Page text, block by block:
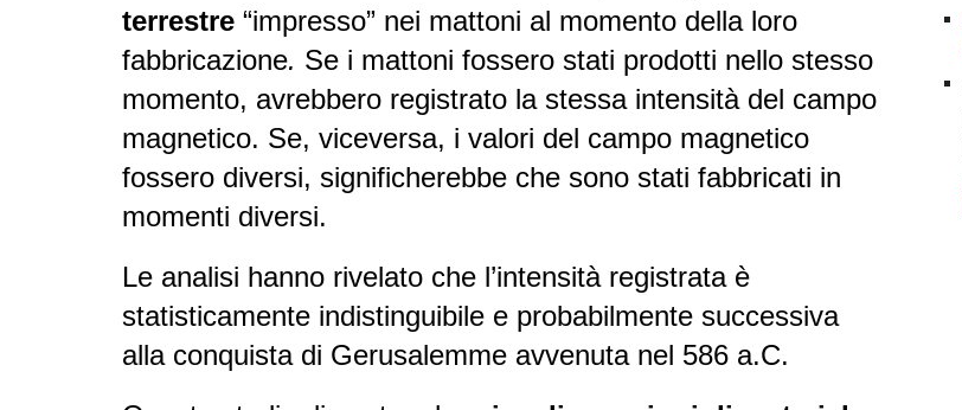
terrestre“impresso” nei mattoni al momento della loro
fabbricazione. Se i mattoni fossero stati prodotti nello stesso
momento, avrebbero registrato la stessa intensità del campo
magnetico. Se, viceversa, i valori del campo magnetico
fossero diversi, significherebbe che sono stati fabbricati in
momenti diversi.
Le analisi hanno rivelato che l’intensità registrata è
statisticamente indistinguibile e probabilmente successiva
alla conquista di Gerusalemme avvenuta nel 586 a.C.